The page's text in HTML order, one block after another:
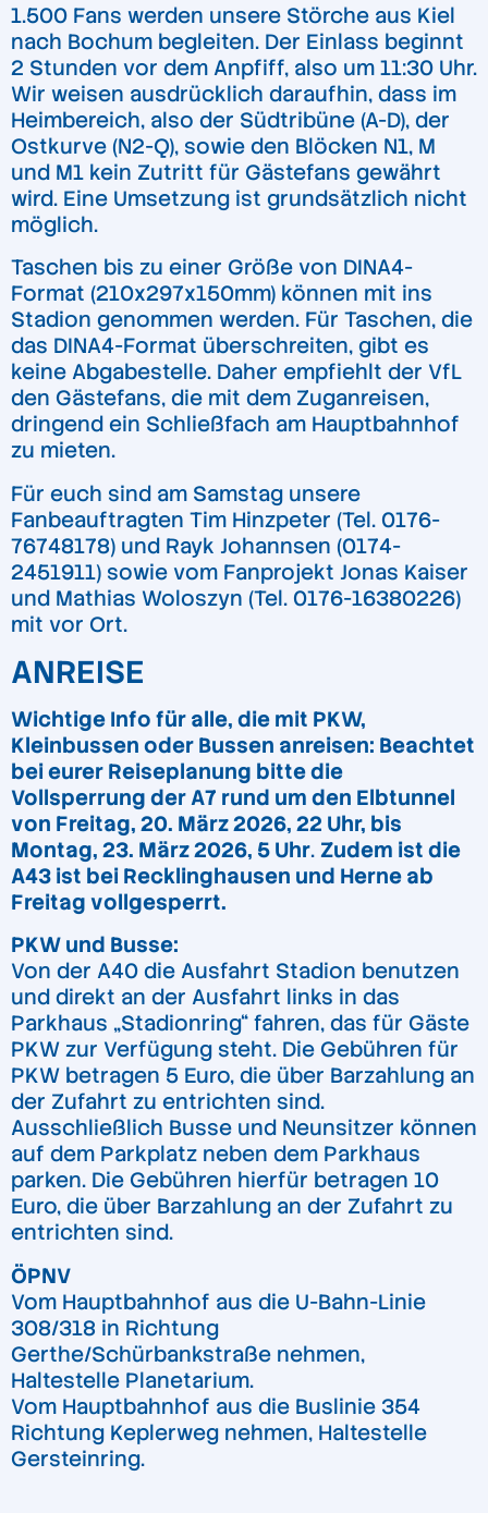
1.500 Fans werden unsere Störche aus Kiel
nach Bochum begleiten. Der Einlass beginnt
2 Stunden vor dem Anpfiff, also um 11:30 Uhr.
Wir weisen ausdrücklich daraufhin, dass im
Heimbereich, also der Südtribüne (A-D), der
Ostkurve (N2-Q), sowie den Blöcken N1, M
und M1 kein Zutritt für Gästefans gewährt
wird. Eine Umsetzung ist grundsätzlich nicht
möglich.
Taschen bis zu einer Größe von DINA4-
Format (210x297x150mm) können mit ins
Stadion genommen werden. Für Taschen, die
das DINA4-Format überschreiten, gibt es
keine Abgabestelle. Daher empfiehlt der VfL
den Gästefans, die mit dem Zuganreisen,
dringend ein Schließfach am Hauptbahnhof
zu mieten.
Für euch sind am Samstag unsere
Fanbeauftragten Tim Hinzpeter (Tel. 0176-
76748178) und Rayk Johannsen (0174-
2451911) sowie vom Fanprojekt Jonas Kaiser
und Mathias Woloszyn (Tel. 0176-16380226)
mit vor Ort.
ANREISE
Wichtige Info für alle, die mit PKW,
Kleinbussen oder Bussen anreisen: Beachtet
bei eurer Reiseplanung bitte die
Vollsperrung der A7 rund um den Elbtunnel
von Freitag, 20. März 2026, 22 Uhr, bis
Montag, 23. März 2026, 5 Uhr. Zudem ist die
A43 ist bei Recklinghausen und Herne ab
Freitag vollgesperrt.
PKW und Busse:
Von der A40 die Ausfahrt Stadion benutzen
und direkt an der Ausfahrt links in das
Parkhaus „Stadionring“ fahren, das für Gäste
PKW zur Verfügung steht. Die Gebühren für
PKW betragen 5 Euro, die über Barzahlung an
der Zufahrt zu entrichten sind.
Ausschließlich Busse und Neunsitzer können
auf dem Parkplatz neben dem Parkhaus
parken. Die Gebühren hierfür betragen 10
Euro, die über Barzahlung an der Zufahrt zu
entrichten sind.
ÖPNV
Vom Hauptbahnhof aus die U-Bahn-Linie
308/318 in Richtung
Gerthe/Schürbankstraße nehmen,
Haltestelle Planetarium.
Vom Hauptbahnhof aus die Buslinie 354
Richtung Keplerweg nehmen, Haltestelle
Gersteinring.